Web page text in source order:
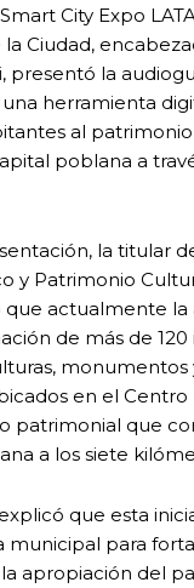
City Expo
Ciudad,
presentó la
herramienta
al
poblana a
la titular
y Patrimonio
que actualmente la
de más de
monumentos
en el Centro
patrimonial que
a los siete
que esta
municipal para
apropiación del